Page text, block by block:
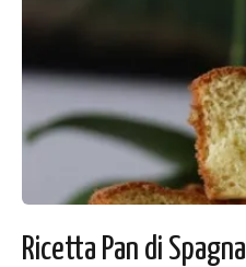
Ricetta Pan di Spagna